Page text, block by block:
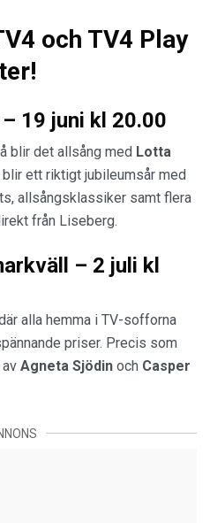
och TV4 Play
19 juni kl 20.00
blir det allsång med Lotta
ett riktigt jubileumsår med
allsångsklassiker samt flera
från Liseberg.
– 2 juli kl
alla hemma i TV-sofforna
priser. Precis som
Agneta Sjödin och Casper